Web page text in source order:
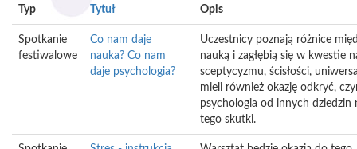
Typ Tytuł Opis
Spotkanie
festiwalowe
Co nam daje
nauka? Co nam
daje psychologia?
Uczestnicy poznają różnice
nauką i zagłębią się w kwestie
sceptycyzmu, ścisłości,
mieli również okazję odkryć,
psychologia od innych dziedzin
tego skutki.